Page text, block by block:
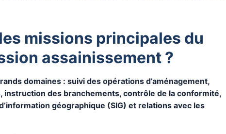
missions principales du
assainissement ?
domaines : suivi des opérations d’aménagement,
instruction des branchements, contrôle de la conformité,
géographique (SIG) et relations avec les